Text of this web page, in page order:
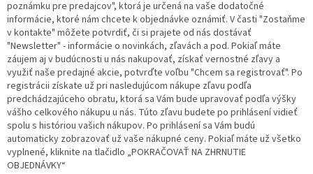
poznámku pre predajcov", ktorá je určená na vaše dodatočné
informácie, ktoré nám chcete k objednávke oznámiť. V časti "Zostaňme
v kontakte" môžete potvrdiť, či si prajete od nás dostávať
"Newsletter" - informácie o novinkách, zľavách a pod. Pokiaľ máte
záujem aj v budúcnosti u nás nakupovať, získať vernostné zľavy a
využiť naše predajné akcie, potvrďte voľbu "Chcem sa registrovať". Po
registrácii získate už pri nasledujúcom nákupe zľavu podľa
predchádzajúceho obratu, ktorá sa Vám bude upravovať podľa výšky
vášho celkového nákupu u nás. Túto zľavu budete po prihlásení vidieť
spolu s históriou vašich nákupov. Po prihlásení sa Vám budú
automaticky zobrazovať už vaše nákupné ceny. Pokiaľ máte už všetko
vyplnené, kliknite na tlačidlo „POKRAČOVAŤ NA ZHRNUTIE
OBJEDNÁVKY“